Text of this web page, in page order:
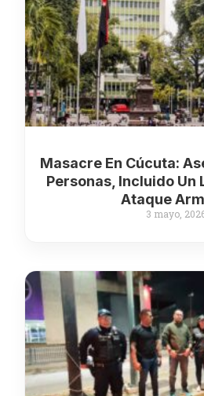
Masacre En Cúcuta:
Personas, Incluido Un
Ataque
3 mayo,